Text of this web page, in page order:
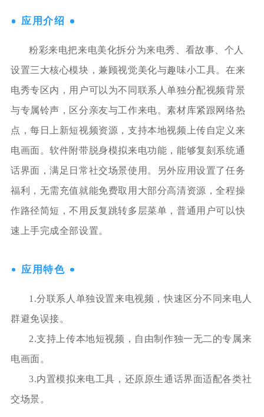
应用介绍
粉彩来电把来电美化拆分为来电秀、看故事、个人
设置三大核心模块，兼顾视觉美化与趣味小工具。在来
电秀专区内，用户可以为不同联系人单独分配视频背景
与专属铃声，区分亲友与工作来电。素材库紧跟网络热
点，每日上新短视频资源，支持本地视频上传自定义来
电画面。软件附带脱身模拟来电功能，能够复刻系统通
话界面，满足日常社交场景使用。另外应用设置了任务
福利，无需充值就能免费取用大部分高清资源，全程操
作路径简短，不用反复跳转多层菜单，普通用户可以快
速上手完成全部设置。
应用特色
1.分联系人单独设置来电视频，快速区分不同来电人
群避免误接。
2.支持上传本地短视频，自由制作独一无二的专属来
电画面。
3.内置模拟来电工具，还原原生通话界面适配各类社
交场景。